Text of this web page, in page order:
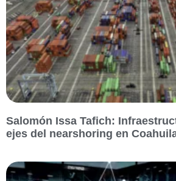
Salomón Issa Tafich:
ejes del nearshoring en